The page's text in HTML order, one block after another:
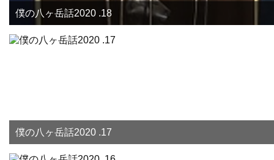
僕の八ヶ岳話2020 .18
僕の八ヶ岳話2020 .17